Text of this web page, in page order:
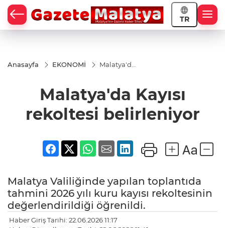
TR
Anasayfa EKONOMİ
Malatya'da
belirleniyor
Malatya'da Kayısı
rekoltesi belirleniyor
Malatya Valiliğinde yapılan toplantıda
tahmini 2026 yılı kuru kayısı rekoltesinin
değerlendirildiği öğrenildi.
Haber Giriş Tarihi: 22.06.2026 11:17